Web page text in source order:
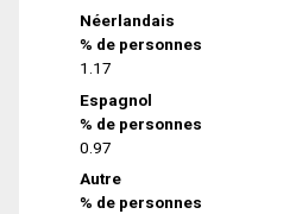
Néerlandais
% de personnes
1.17
Espagnol
% de personnes
0.97
Autre
% de personnes